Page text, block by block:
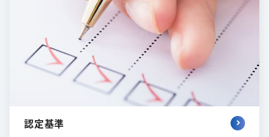
認定基準